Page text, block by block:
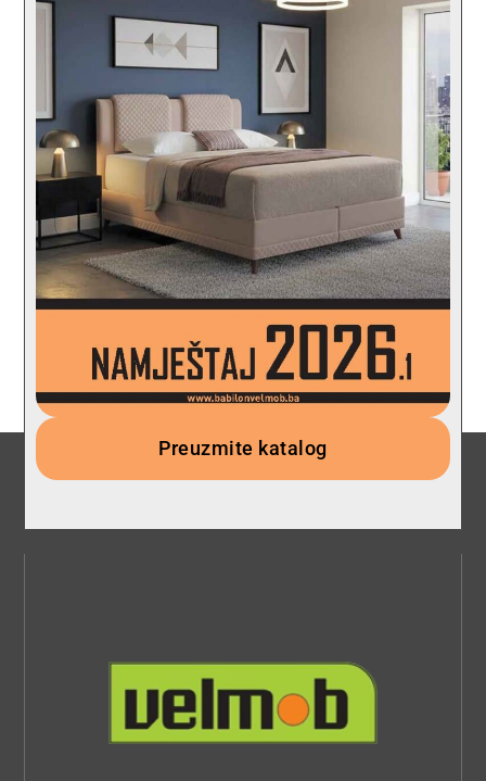
Preuzmite katalog